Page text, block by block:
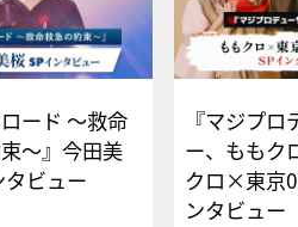
ロード ～救命
～』今田美
タビュー
『マジプロ
ー、ももク
クロ×東京
ンタビュー